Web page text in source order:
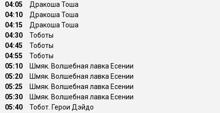
04:05
Дракоша Тоша
04:10
Дракоша Тоша
04:15
Дракоша Тоша
04:30
Тоботы
04:45
Тоботы
04:55
Тоботы
05:10
Шмяк. Волшебная лавка Есении
05:20
Шмяк. Волшебная лавка Есении
05:25
Шмяк. Волшебная лавка Есении
05:30
Шмяк. Волшебная лавка Есении
05:40
Тобот. Герои Дэйдо